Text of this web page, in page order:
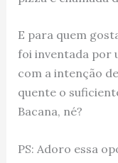
E para quem
foi inventada por
com a intenção
quente o
Bacana, né?
PS: Adoro essa